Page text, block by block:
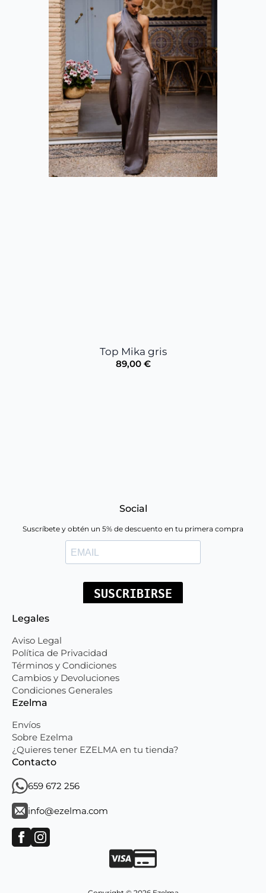
Top Mika gris
89,00 €
Social
Suscríbete y obtén un 5% de descuento en tu primera compra
Legales
Aviso Legal
Política de Privacidad
Términos y Condiciones
Cambios y Devoluciones
Condiciones Generales
Ezelma
Envíos
Sobre Ezelma
¿Quieres tener EZELMA en tu tienda?
Contacto
659 672 256
info@ezelma.com